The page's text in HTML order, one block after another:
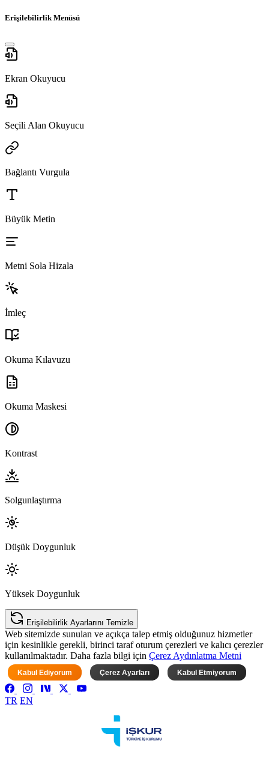
Erişilebilirlik Menüsü
Ekran Okuyucu
Seçili Alan Okuyucu
Bağlantı Vurgula
Büyük Metin
Metni Sola Hizala
İmleç
Okuma Kılavuzu
Okuma Maskesi
Kontrast
Solgunlaştırma
Düşük Doygunluk
Yüksek Doygunluk
Erişilebilirlik Ayarlarını Temizle
Web sitemizde sunulan ve açıkça talep etmiş olduğunuz hizmetler
için kesinlikle gerekli, birinci taraf oturum çerezleri ve kalıcı çerezler
kullanılmaktadır. Daha fazla bilgi için Çerez Aydınlatma Metni
Kabul Ediyorum Çerez Ayarları Kabul Etmiyorum
TR EN